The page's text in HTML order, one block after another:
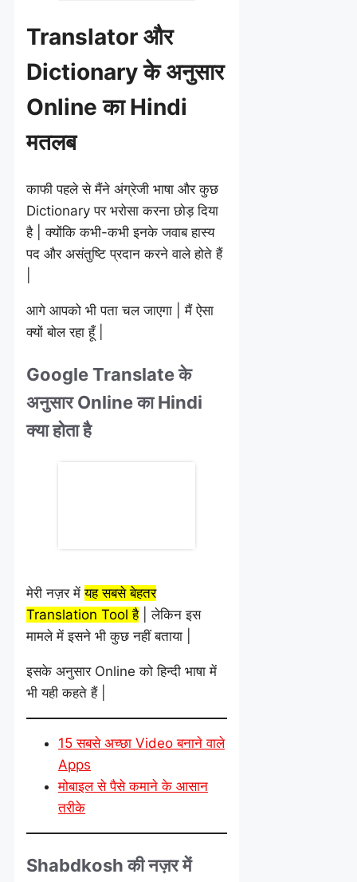
Translator और
Dictionary के अनुसार
Online का Hindi
मतलब
काफी पहले से मैंने अंग्रेजी भाषा और कुछ
Dictionary पर भरोसा करना छोड़ दिया
है | क्योंकि कभी-कभी इनके जवाब हास्य
पद और असंतुष्टि प्रदान करने वाले होते हैं
आगे आपको भी पता चल जाएगा | मैं ऐसा
क्यों बोल रहा हूँ |
Google Translate के
अनुसार Online का Hindi
क्या होता है
मेरी नज़र मेंयह सबसे बेहतर
Translation Tool है| लेकिन इस
मामले में इसने भी कुछ नहीं बताया |
इसके अनुसार Online को हिन्दी भाषा में
भी यही कहते हैं |
15 सबसे अच्छा Video बनाने वाले
Apps
मोबाइल से पैसे कमाने के आसान
तरीके
Shabdkosh की नज़र में